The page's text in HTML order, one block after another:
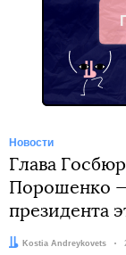
Новости
Глава
Порошенко —
президента
Автор:Kostia Andreykovets